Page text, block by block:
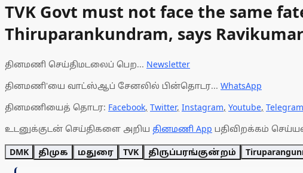
TVK Govt must not face the same
Thiruparankundram, says Ravikumar
தினமணி செய்திமடலைப் பெற... Newsletter
தினமணி'யை வாட்ஸ்ஆப் சேனலில் பின்தொடர... WhatsApp
தினமணியைத் தொடர: Facebook, Twitter, Instagram, Youtube, Telegram
உடனுக்குடன் செய்திகளை அறிய தினமணி App பதிவிறக்கம்
DMK திமுக மதுரை TVK திருப்பரங்குன்றம்